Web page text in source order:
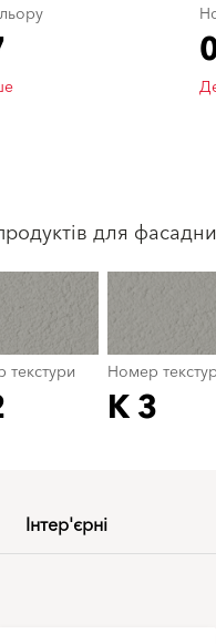
для
Номер
K 3
Інтер'єрні